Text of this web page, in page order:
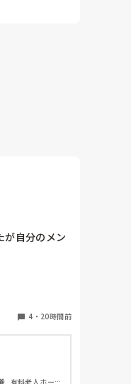
が自分のメン
また、就活中、積極的に施設見学等をしましたか？
4 ・ 20時間前
, 有料老人ホー